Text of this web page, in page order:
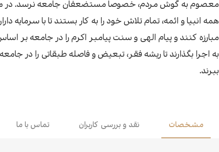
معصوم به گوش مردم، خصوصا مستضعفان جامعه نرسد. در
همه انبیا و ائمه، تمام تلاش خود را به کار بستند تا با سرمایه
مبارزه کنند و پیام الهی و سنت پیامبر اکرم را در جامعه بر
به اجرا بگذارند تا ریشه فقر، تبعیض و فاصله طبقاتی را در
ببرند.
مشخصات نقد و بررسی کاربران تماس با ما